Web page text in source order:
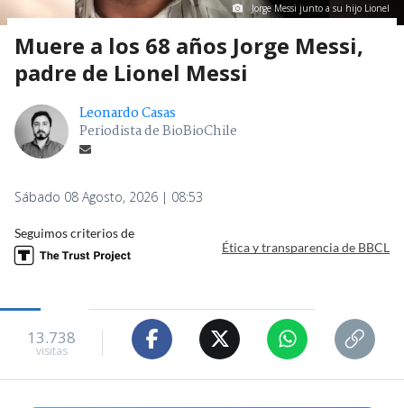
Jorge Messi junto a su hijo Lionel
Muere a los 68 años Jorge Messi,
padre de Lionel Messi
Leonardo Casas
Periodista de BioBioChile
Sábado 08 Agosto, 2026 | 08:53
Seguimos criterios de
Ética y transparencia de BBCL
13.738
visitas